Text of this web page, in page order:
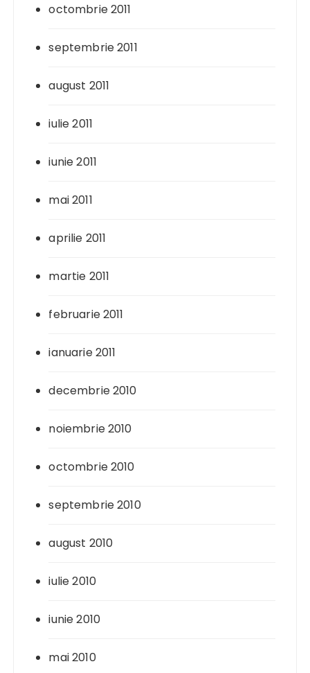
octombrie 2011
septembrie 2011
august 2011
iulie 2011
iunie 2011
mai 2011
aprilie 2011
martie 2011
februarie 2011
ianuarie 2011
decembrie 2010
noiembrie 2010
octombrie 2010
septembrie 2010
august 2010
iulie 2010
iunie 2010
mai 2010